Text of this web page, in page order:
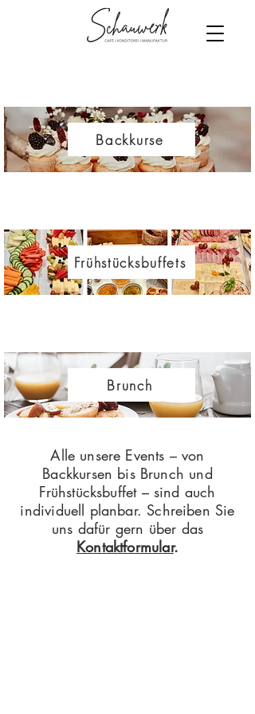
Backkurse
Frühstücksbuffets
Brunch
Alle unsere Events – von
Backkursen bis Brunch und
Frühstücksbuffet – sind auch
individuell planbar. Schreiben Sie
uns dafür gern über das
Kontaktformular.